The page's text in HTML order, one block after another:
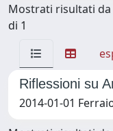
Mostrati risultati da
di 1
Riflessioni su
2014-01-01